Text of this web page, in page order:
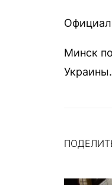
Минск
Украины.